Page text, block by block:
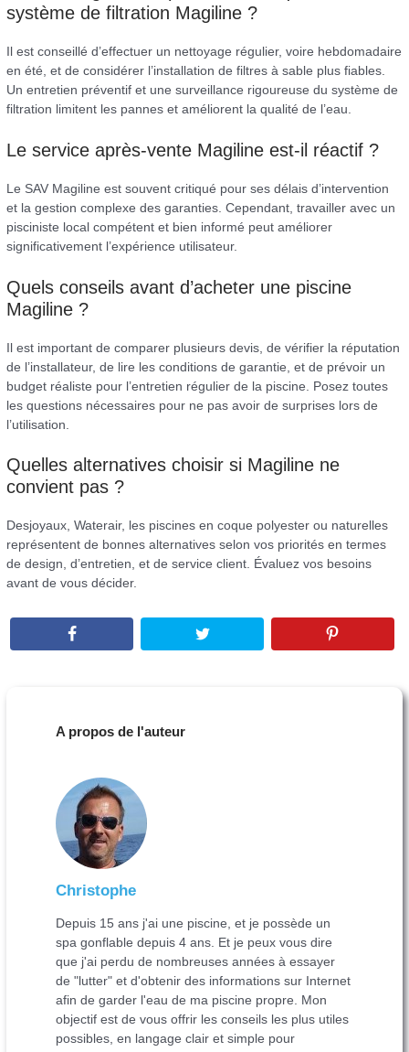
système de filtration Magiline ?
Il est conseillé d’effectuer un nettoyage régulier, voire hebdomadaire
en été, et de considérer l’installation de filtres à sable plus fiables.
Un entretien préventif et une surveillance rigoureuse du système de
filtration limitent les pannes et améliorent la qualité de l’eau.
Le service après-vente Magiline est-il réactif ?
Le SAV Magiline est souvent critiqué pour ses délais d’intervention
et la gestion complexe des garanties. Cependant, travailler avec un
pisciniste local compétent et bien informé peut améliorer
significativement l’expérience utilisateur.
Quels conseils avant d’acheter une piscine
Magiline ?
Il est important de comparer plusieurs devis, de vérifier la réputation
de l’installateur, de lire les conditions de garantie, et de prévoir un
budget réaliste pour l’entretien régulier de la piscine. Posez toutes
les questions nécessaires pour ne pas avoir de surprises lors de
l’utilisation.
Quelles alternatives choisir si Magiline ne
convient pas ?
Desjoyaux, Waterair, les piscines en coque polyester ou naturelles
représentent de bonnes alternatives selon vos priorités en termes
de design, d’entretien, et de service client. Évaluez vos besoins
avant de vous décider.
A propos de l'auteur
Christophe
Depuis 15 ans j'ai une piscine, et je possède un
spa gonflable depuis 4 ans. Et je peux vous dire
que j'ai perdu de nombreuses années à essayer
de "lutter" et d'obtenir des informations sur Internet
afin de garder l'eau de ma piscine propre. Mon
objectif est de vous offrir les conseils les plus utiles
possibles, en langage clair et simple pour